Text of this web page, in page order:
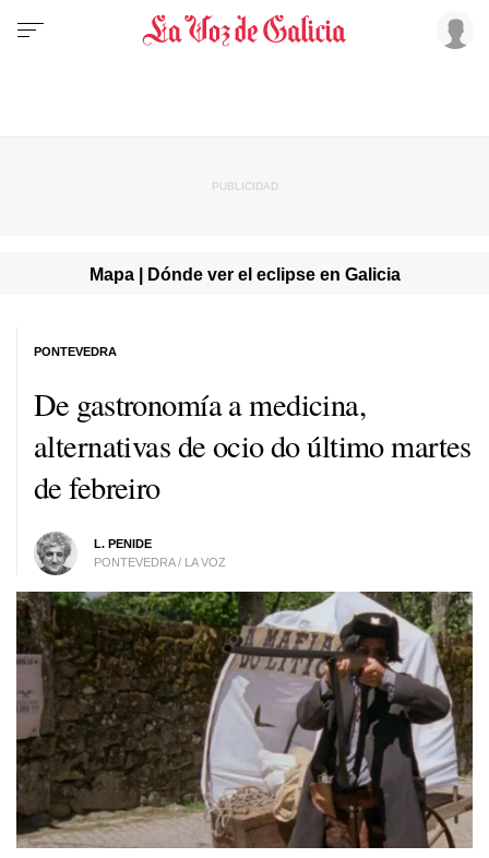
Mapa | Dónde ver el eclipse en Galicia
De gastronomía a medicina,
alternativas de ocio do último martes
de febreiro
L. PENIDE
PONTEVEDRA / LA VOZ
PONTEVEDRA